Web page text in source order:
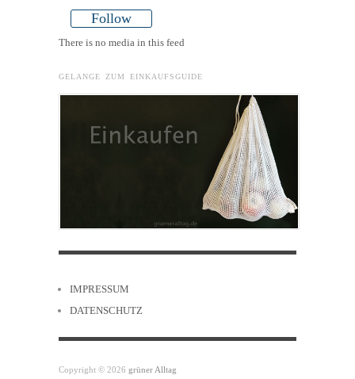
Follow
There is no media in this feed
GELANGE ZUM EINKAUFSGUIDE
IMPRESSUM
DATENSCHUTZ
Copyright © 2026 grüner Alltag